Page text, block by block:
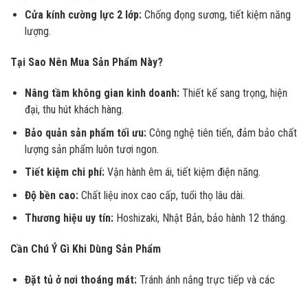
Cửa kính cường lực 2 lớp:Chống đọng sương, tiết kiệm năng
lượng.
Tại Sao Nên Mua Sản Phẩm Này?
Nâng tầm không gian kinh doanh:Thiết kế sang trọng, hiện
đại, thu hút khách hàng.
Bảo quản sản phẩm tối ưu:Công nghệ tiên tiến, đảm bảo chất
lượng sản phẩm luôn tươi ngon.
Tiết kiệm chi phí:Vận hành êm ái, tiết kiệm điện năng.
Độ bền cao:Chất liệu inox cao cấp, tuổi thọ lâu dài.
Thương hiệu uy tín:Hoshizaki, Nhật Bản, bảo hành 12 tháng.
Cần Chú Ý Gì Khi Dùng Sản Phẩm
Đặt tủ ở nơi thoáng mát:Tránh ánh nắng trực tiếp và các